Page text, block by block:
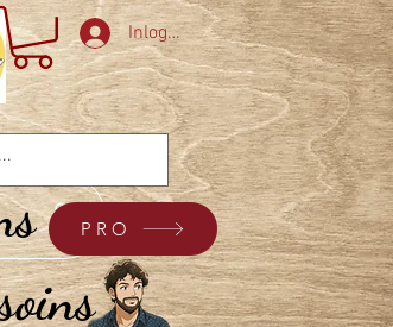
Inloggen
&
PRO